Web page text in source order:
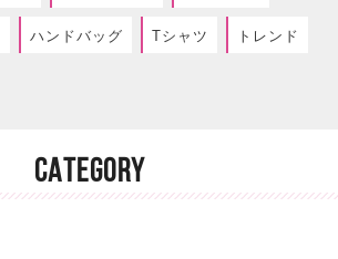
ハンドバッグ Tシャツ トレンド
CATEGORY